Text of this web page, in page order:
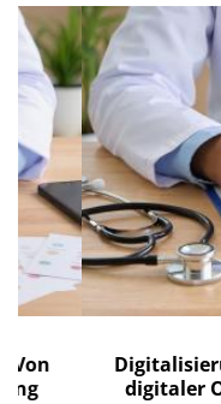
Digitalisierung
digitaler